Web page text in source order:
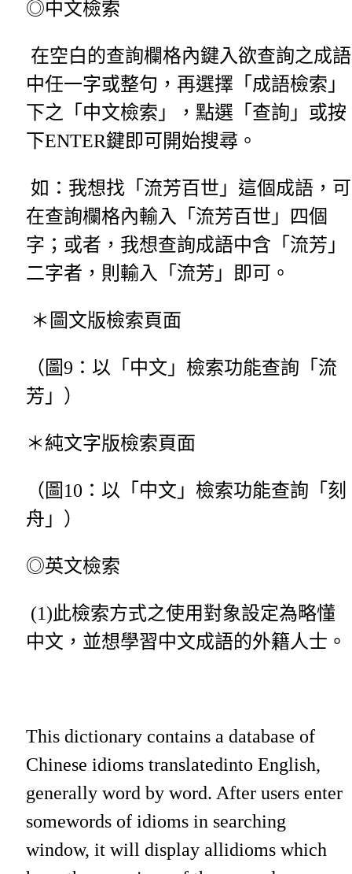
◎中文檢索
在空白的查詢欄格內鍵入欲查詢之成語
中任一字或整句，再選擇「成語檢索」
下之「中文檢索」，點選「查詢」或按
下ENTER鍵即可開始搜尋。
如：我想找「流芳百世」這個成語，可
在查詢欄格內輸入「流芳百世」四個
字；或者，我想查詢成語中含「流芳」
二字者，則輸入「流芳」即可。
＊圖文版檢索頁面
（圖9：以「中文」檢索功能查詢「流
芳」）
＊純文字版檢索頁面
（圖10：以「中文」檢索功能查詢「刻
舟」）
◎英文檢索
(1)此檢索方式之使用對象設定為略懂
中文，並想學習中文成語的外籍人士。
This dictionary contains a database of
Chinese idioms translatedinto English,
generally word by word. After users enter
somewords of idioms in searching
window, it will display allidioms which